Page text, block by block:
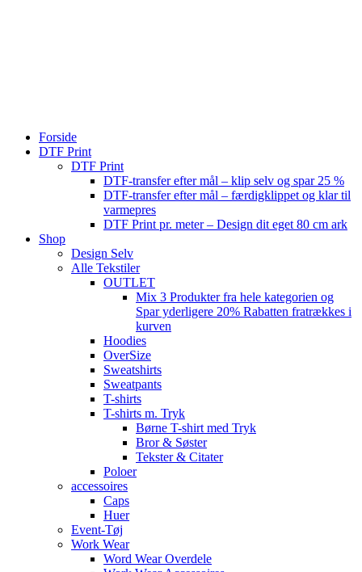
Forside
DTF Print
DTF Print
DTF-transfer efter mål – klip selv og spar 25 %
DTF-transfer efter mål – færdigklippet og klar til
varmepres
DTF Print pr. meter – Design dit eget 80 cm ark
Shop
Design Selv
Alle Tekstiler
OUTLET
Mix 3 Produkter fra hele kategorien og
Spar yderligere 20% Rabatten fratrækkes i
kurven
Hoodies
OverSize
Sweatshirts
Sweatpants
T-shirts
T-shirts m. Tryk
Børne T-shirt med Tryk
Bror & Søster
Tekster & Citater
Poloer
accessoires
Caps
Huer
Event-Tøj
Work Wear
Word Wear Overdele